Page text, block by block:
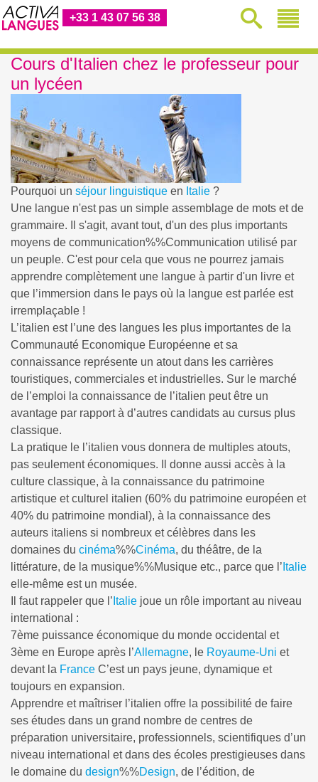
+33 1 43 07 56 38
Cours d'Italien chez le professeur pour
un lycéen
Pourquoi un séjour linguistique en Italie ?
Une langue n'est pas un simple assemblage de mots et de
grammaire. Il s'agit, avant tout, d'un des plus importants
moyens de communication%%Communication utilisé par
un peuple. C'est pour cela que vous ne pourrez jamais
apprendre complètement une langue à partir d'un livre et
que l’immersion dans le pays où la langue est parlée est
irremplaçable !
L’italien est l’une des langues les plus importantes de la
Communauté Economique Européenne et sa
connaissance représente un atout dans les carrières
touristiques, commerciales et industrielles. Sur le marché
de l’emploi la connaissance de l’italien peut être un
avantage par rapport à d’autres candidats au cursus plus
classique.
La pratique le l’italien vous donnera de multiples atouts,
pas seulement économiques. Il donne aussi accès à la
culture classique, à la connaissance du patrimoine
artistique et culturel italien (60% du patrimoine européen et
40% du patrimoine mondial), à la connaissance des
auteurs italiens si nombreux et célèbres dans les
domaines du cinéma%%Cinéma, du théâtre, de la
littérature, de la musique%%Musique etc., parce que l’ Italie
elle-même est un musée.
Il faut rappeler que l’ Italie joue un rôle important au niveau
international :
7ème puissance économique du monde occidental et
3ème en Europe après l’Allemagne, le Royaume-Uni et
devant la France C’est un pays jeune, dynamique et
toujours en expansion.
Apprendre et maîtriser l’italien offre la possibilité de faire
ses études dans un grand nombre de centres de
préparation universitaire, professionnels, scientifiques d’un
niveau international et dans des écoles prestigieuses dans
le domaine du design%%Design, de l’édition, de